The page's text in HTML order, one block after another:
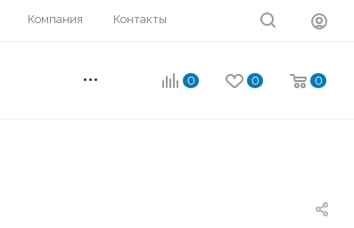
Компания Контакты
0 0 0